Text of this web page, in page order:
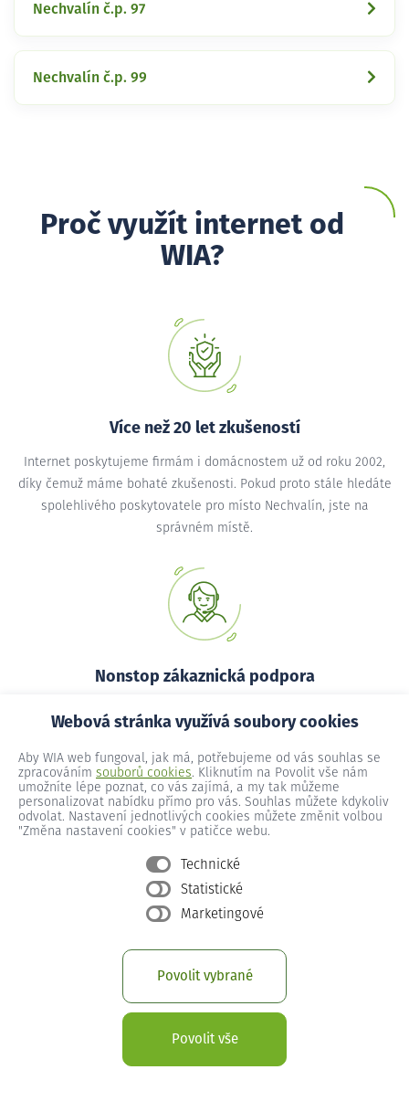
Webová stránka využívá soubory cookies
Aby WIA web fungoval, jak má, potřebujeme od vás souhlas se
zpracováním souborů cookies. Kliknutím na Povolit vše nám
umožníte lépe poznat, co vás zajímá, a my tak můžeme
personalizovat nabídku přímo pro vás. Souhlas můžete kdykoliv
odvolat. Nastavení jednotlivých cookies můžete změnit volbou
"Změna nastavení cookies" v patičce webu.
Technické
Statistické
Marketingové
Povolit vybrané
Povolit vše
Nechvalín č.p. 97
Nechvalín č.p. 99
Proč využít internet od
WIA?
Více než 20 let zkušeností
Internet poskytujeme firmám i domácnostem už od roku 2002,
díky čemuž máme bohaté zkušenosti. Pokud proto stále hledáte
spolehlivého poskytovatele pro místo Nechvalín, jste na
správném místě.
Nonstop zákaznická podpora
Pokud budete potřebovat poradit s výběrem internetového tarifu,
naše zákaznická linka je tu pro vás k dispozici 24 hodin denně.
Linka zákaznické podpory:211 151 211
Pohodlná instalace a servis
do 5 dnů od objednání a předplacení služby. Navíc k tomu nic
nepotřebujete, my zajistíme veškerou potřebnou techniku i
instalaci.